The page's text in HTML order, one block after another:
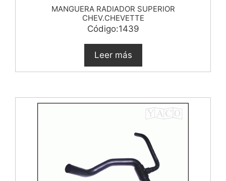
MANGUERA RADIADOR SUPERIOR
CHEV.CHEVETTE
Código:1439
Leer más